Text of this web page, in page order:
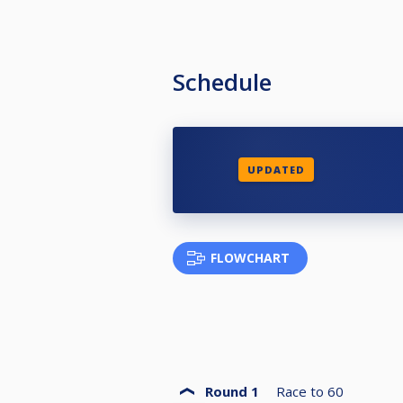
Twijfel je of je speelgerechtigd
De volledige NK-info is te vinden
nk-pool
DE BELANGRIJKSTE ZAKEN IN
Je kunt je maar één keer per
Schedule
UPDATED
FLOWCHART
Round 1 Race to 60